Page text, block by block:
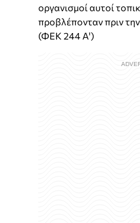
οργανισμοί αυτοί
προβλέπονταν πριν
(ΦΕΚ 244 Α')